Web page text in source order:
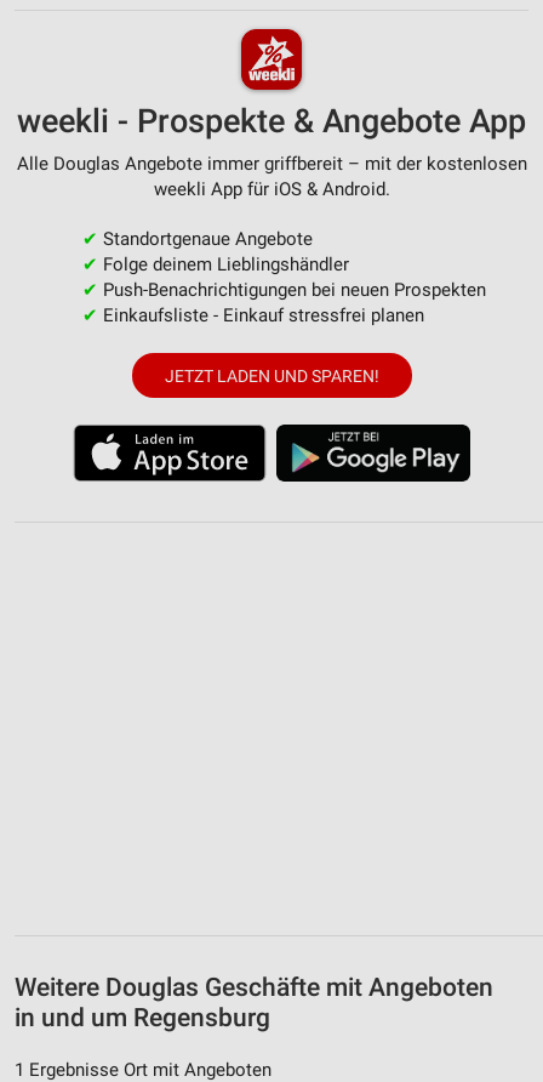
weekli - Prospekte & Angebote App
Alle Douglas Angebote immer griffbereit – mit der kostenlosen
weekli App für iOS & Android.
✔ Standortgenaue Angebote
✔ Folge deinem Lieblingshändler
✔ Push-Benachrichtigungen bei neuen Prospekten
✔ Einkaufsliste - Einkauf stressfrei planen
JETZT LADEN UND SPAREN!
Weitere Douglas Geschäfte mit Angeboten
in und um Regensburg
1 Ergebnisse Ort mit Angeboten